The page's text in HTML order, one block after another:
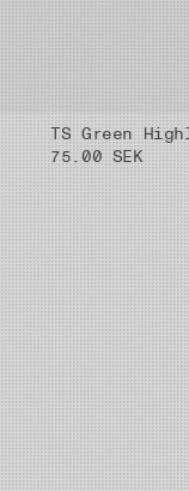
TS Green
75.00 SEK